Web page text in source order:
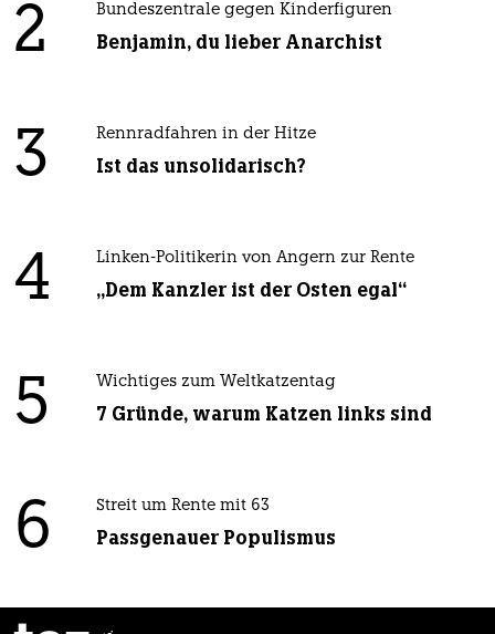
2 Bundeszentrale gegen Kinderfiguren
Benjamin, du lieber Anarchist
3 Rennradfahren in der Hitze
Ist das unsolidarisch?
4 Linken-Politikerin von Angern zur Rente
„Dem Kanzler ist der Osten egal“
5 Wichtiges zum Weltkatzentag
7 Gründe, warum Katzen links sind
6 Streit um Rente mit 63
Passgenauer Populismus